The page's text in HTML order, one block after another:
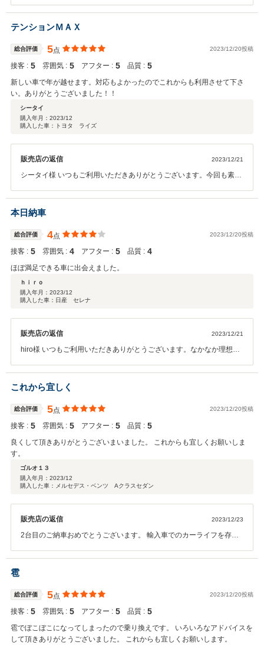
きますので末永くよろしくお願いします。また何かのときはお気楽に
ご連絡いただけたらと思います。ありがとうございました！！
テンションＭＡＸ
総合評価 5点 2023/12/20投稿
接客 : 5 雰囲気 : 5 アフター : 5 品質 : 5
新しい車で年が越せます。対応もよかったのでこれからも利用させて下さ
い。ありがとうございました！！
シータイ
購入年月： 2023/12
購入した車：トヨタ ライズ
販売店の返信 2023/12/21
シータイ様 いつもご利用いただきありがとうございます。今回も素敵
でぜひカーライフをお楽しみください。またご不明点があればしっか
りフォローさせていただきますので末永くよろしくお願い致します。
本日納車
総合評価 4点 2023/12/20投稿
接客 : 5 雰囲気 : 4 アフター : 5 品質 : 4
ほぼ満足できる車に出会えました。
ｈｉｒｏ
購入年月： 2023/12
購入した車：日産 セレナ
販売店の返信 2023/12/21
hiro様 いつもご利用いただきありがとうございます。なかなか理想通
ライフをお楽しみください。ありがとうございました！！
これから宜しく
総合評価 5点 2023/12/20投稿
接客 : 5 雰囲気 : 5 アフター : 5 品質 : 5
良くして頂きありがとうございまいました。 これからも宜しくお願いしま
す。
ゴルオ１３
購入年月： 2023/12
購入した車：メルセデス・ベンツ Aクラスセダン
販売店の返信 2023/12/23
2台目のご納車おめでとうございます。 輸入車でのカーライフを存分
るかと思いますので お気軽にご連絡くださいませ。 今後も宜しくお願
雹
総合評価 5点 2023/12/20投稿
接客 : 5 雰囲気 : 5 アフター : 5 品質 : 5
雹でぼこぼこになってしまったので乗り換えです。 いろいろなアドバイスを
して頂きありがとうございました。 これからも宜しくお願いします。